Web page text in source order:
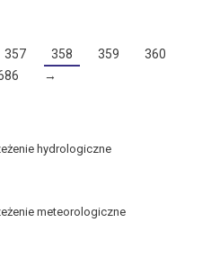
357 358 359
360
→
hydrologiczne
meteorologiczne